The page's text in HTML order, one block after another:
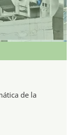
de la